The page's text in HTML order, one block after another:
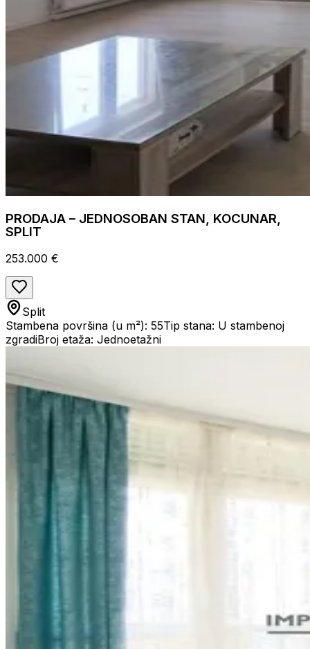
PRODAJA – JEDNOSOBAN STAN, KOCUNAR,
SPLIT
253.000 €
Split
Stambena površina (u m²): 55Tip stana: U stambenoj
zgradiBroj etaža: Jednoetažni